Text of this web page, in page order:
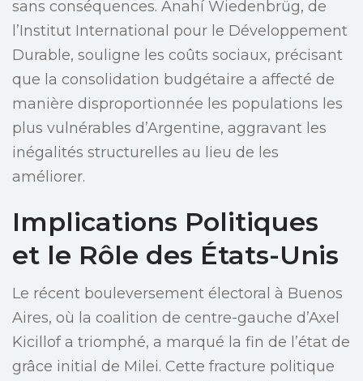
sans conséquences. Anahí Wiedenbrüg, de
l’Institut International pour le Développement
Durable, souligne les coûts sociaux, précisant
que la consolidation budgétaire a affecté de
manière disproportionnée les populations les
plus vulnérables d’Argentine, aggravant les
inégalités structurelles au lieu de les
améliorer.
Implications Politiques
et le Rôle des États-Unis
Le récent bouleversement électoral à Buenos
Aires, où la coalition de centre-gauche d’Axel
Kicillof a triomphé, a marqué la fin de l’état de
grâce initial de Milei. Cette fracture politique